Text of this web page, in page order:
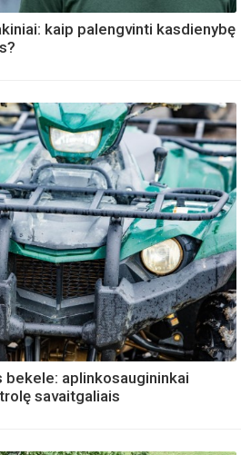
kaip palengvinti kasdienybę
aplinkosaugininkai
savaitgaliais